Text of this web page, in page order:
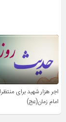
اجر هزار شهید برای
امام زمان(عج)